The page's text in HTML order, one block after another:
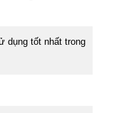
dụng tốt nhất trong